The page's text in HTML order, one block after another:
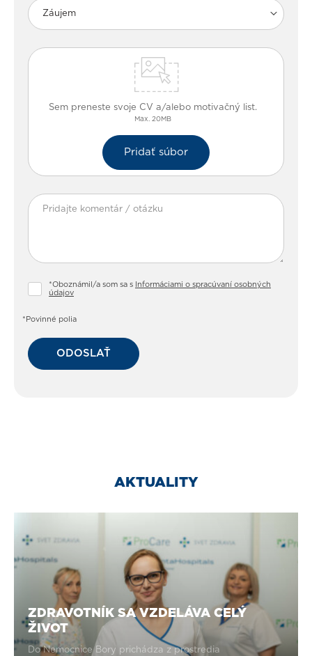
Záujem
Sem preneste svoje CV a/alebo motivačný list.
Max. 20MB
Pridať súbor
*Oboznámil/a som sa s
Informáciami o spracúvaní osobných
údajov
*Povinné polia
ODOSLAŤ
AKTUALITY
ZDRAVOTNÍK SA VZDELÁVA CELÝ
ŽIVOT
Do Nemocnice Bory prichádza z prostredia